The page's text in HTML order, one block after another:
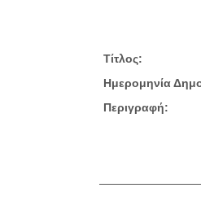
Τίτλος:
Ημερομηνία
Περιγραφή: